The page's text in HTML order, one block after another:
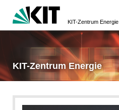
KIT-Zentrum Energie
KIT-Zentrum Energie